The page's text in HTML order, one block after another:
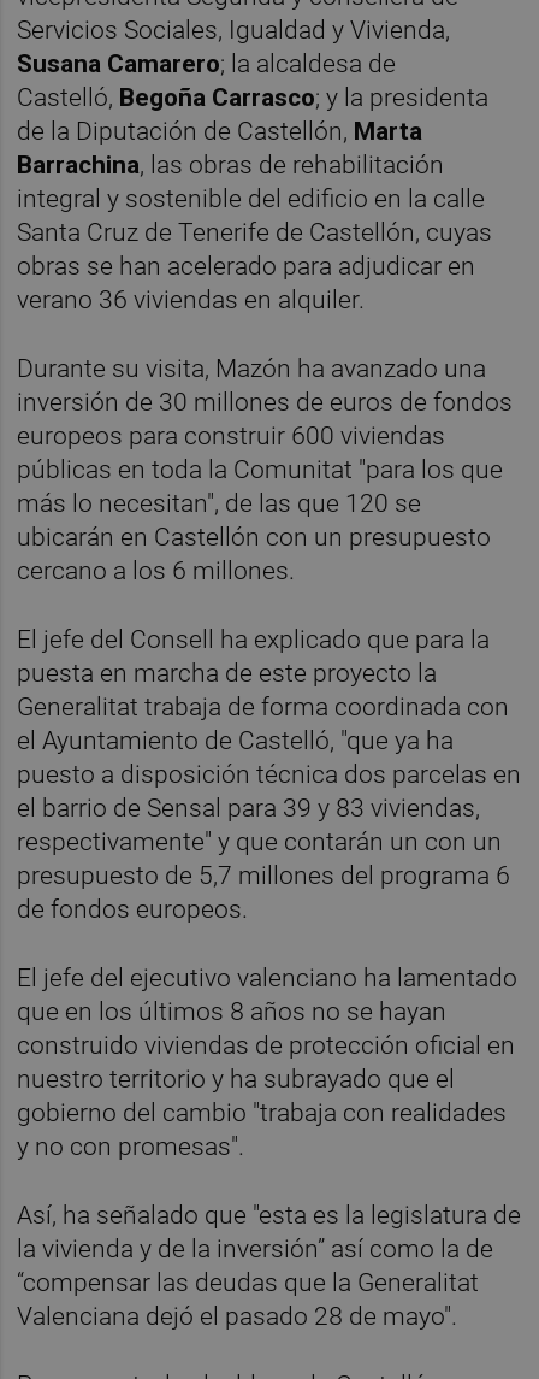
Servicios Sociales, Igualdad y Vivienda,
Susana Camarero; la alcaldesa de
Castelló, Begoña Carrasco; y la presidenta
de la Diputación de Castellón, Marta
Barrachina, las obras de rehabilitación
integral y sostenible del edificio en la calle
Santa Cruz de Tenerife de Castellón, cuyas
obras se han acelerado para adjudicar en
verano 36 viviendas en alquiler.
Durante su visita, Mazón ha avanzado una
inversión de 30 millones de euros de fondos
europeos para construir 600 viviendas
públicas en toda la Comunitat "para los que
más lo necesitan", de las que 120 se
ubicarán en Castellón con un presupuesto
cercano a los 6 millones.
El jefe del Consell ha explicado que para la
puesta en marcha de este proyecto la
Generalitat trabaja de forma coordinada con
el Ayuntamiento de Castelló, "que ya ha
puesto a disposición técnica dos parcelas en
el barrio de Sensal para 39 y 83 viviendas,
respectivamente" y que contarán un con un
presupuesto de 5,7 millones del programa 6
de fondos europeos.
El jefe del ejecutivo valenciano ha lamentado
que en los últimos 8 años no se hayan
construido viviendas de protección oficial en
nuestro territorio y ha subrayado que el
gobierno del cambio "trabaja con realidades
y no con promesas".
Así, ha señalado que "esta es la legislatura de
la vivienda y de la inversión” así como la de
“compensar las deudas que la Generalitat
Valenciana dejó el pasado 28 de mayo".